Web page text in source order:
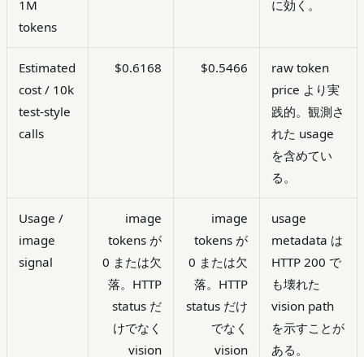
1M
tokens
に効く。
Estimated
cost / 10k
test-style
calls
$0.6168 $0.5466
raw token
price より実
践的。観測さ
れた usage
を含めてい
る。
Usage /
image
signal
image
tokens が
0 または欠
落。HTTP
status だ
けでなく
vision
image
tokens が
0 または欠
落。HTTP
status だけ
でなく
vision
usage
metadata は
HTTP 200 で
も壊れた
vision path
を示すことが
ある。